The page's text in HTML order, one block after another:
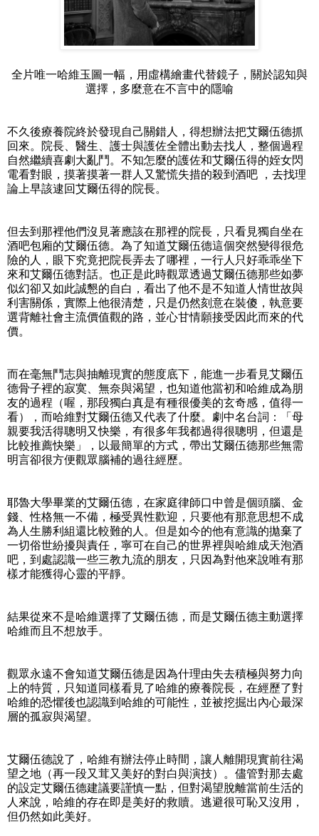
全片唯一哈維玉圖一幅，用虛構繪畫代替鏡子，關於認知與
選擇，多麼意在不言中的隱喻
不久後療養院終於發現自己關錯人，得想辦法把艾爾伍德抓
回來。院長、醫生、護士與護佐全體出動去找人，整個過程
自然繼續喜劇大亂鬥。不知怎麼的護佐和艾爾伍得的姪女閃
電看對眼，摸著摸著一群人又驚慌失措的殺到酒吧 ，去找理
論上早該逮回艾爾伍得的院長。
但去到那裡他們沒見著應該在那裡的院長，只看見獨自坐在
酒吧包廂的艾爾伍德。為了知道艾爾伍德這個突然變得很危
險的人，眼下究竟把院長弄去了哪裡，一行人只好乖乖坐下
來和艾爾伍德對話。也正是此時觀眾透過艾爾伍德那些如夢
似幻卻又如此誠懇的自白，看出了他不是不知道人情世故與
利害關係，實際上他很清楚，只是仍然刻意在裝傻，執意要
選背離社會主流價值觀的路，並心甘情願接受因此而來的代
價。
而在毫無鬥志與抽離現實的態度底下，能進一步看見艾爾伍
德骨子裡的寂寞、無奈與渴望，也知道他當初和哈維成為朋
友的過程（喔，那段獨白真是有種很優美的玄奇感，值得一
看），而哈維對艾爾伍德又代表了什麼。劇中名台詞：「母
親要我活得聰明又快樂，有很多年我都過得很聰明，但還是
比較推薦快樂」，以最簡單的方式，帶出艾爾伍德那些無需
明言卻很方便觀眾腦補的過往經歷。
耶魯大學畢業的艾爾伍德，在家庭律師口中曾是個頭腦、金
錢、性格無一不備，極受異性歡迎，只要他有那意思想不成
為人生勝利組還比較難的人。但是如今的他有意識的拋棄了
一切俗世紛擾與責任，寧可在自己的世界裡與哈維成天泡酒
吧，到處認識一些三教九流的朋友，只因為對他來說唯有那
樣才能獲得心靈的平靜。
結果從來不是哈維選擇了艾爾伍德，而是艾爾伍德主動選擇
哈維而且不想放手。
觀眾永遠不會知道艾爾伍德是因為什理由失去積極與努力向
上的特質，只知道同樣看見了哈維的療養院長，在經歷了對
哈維的恐懼後也認識到哈維的可能性，並被挖掘出內心最深
層的孤寂與渴望。
艾爾伍德說了，哈維有辦法停止時間，讓人離開現實前往渴
望之地（再一段又茸又美好的對白與演技）。儘管對那去處
的設定艾爾伍德建議要謹慎一點，但對渴望脫離當前生活的
人來說，哈維的存在即是美好的救贖。逃避很可恥又沒用，
但仍然如此美好。